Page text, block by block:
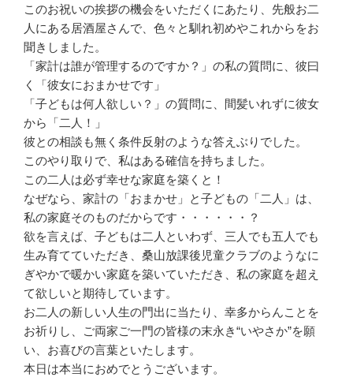
このお祝いの挨拶の機会をいただくにあたり、先般お二
人にある居酒屋さんで、色々と馴れ初めやこれからをお
聞きしました。
「家計は誰が管理するのですか？」の私の質問に、彼曰
く「彼女におまかせです」
「子どもは何人欲しい？」の質問に、間髪いれずに彼女
から「二人！」
彼との相談も無く条件反射のような答えぶりでした。
このやり取りで、私はある確信を持ちました。
この二人は必ず幸せな家庭を築くと！
なぜなら、家計の「おまかせ」と子どもの「二人」は、
私の家庭そのものだからです・・・・・・？
欲を言えば、子どもは二人といわず、三人でも五人でも
生み育てていただき、桑山放課後児童クラブのようなに
ぎやかで暖かい家庭を築いていただき、私の家庭を超え
て欲しいと期待しています。
お二人の新しい人生の門出に当たり、幸多からんことを
お祈りし、ご両家ご一門の皆様の末永き“いやさか”を願
い、お喜びの言葉といたします。
本日は本当におめでとうございます。